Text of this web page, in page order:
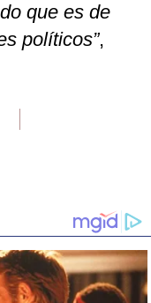
que es de
políticos”,